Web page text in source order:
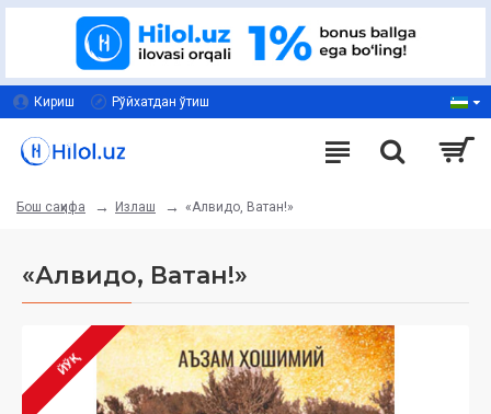
Кириш Рўйхатдан ўтиш
Бош саҳифа Излаш «Алвидо, Ватан!»
«Алвидо, Ватан!»
ЙЎҚ